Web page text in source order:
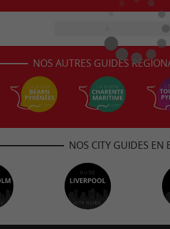
NOS AUTRES GUIDES
NOS CITY GUIDES EN